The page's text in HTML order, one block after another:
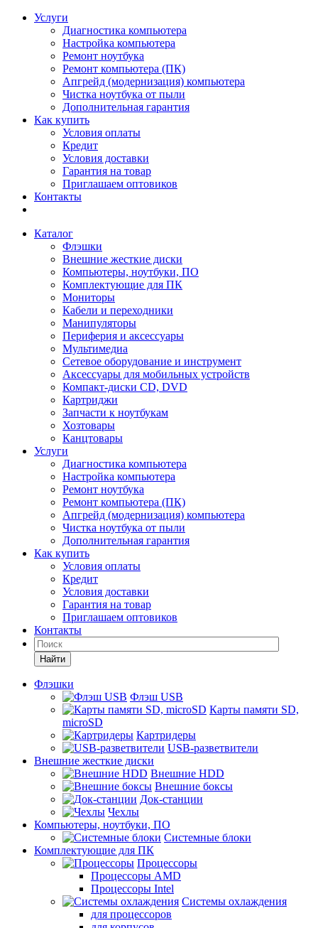
Услуги
Диагностика компьютера
Настройка компьютера
Ремонт ноутбука
Ремонт компьютера (ПК)
Апгрейд (модернизация) компьютера
Чистка ноутбука от пыли
Дополнительная гарантия
Как купить
Условия оплаты
Кредит
Условия доставки
Гарантия на товар
Приглашаем оптовиков
Контакты
Каталог
Флэшки
Внешние жесткие диски
Компьютеры, ноутбуки, ПО
Комплектующие для ПК
Мониторы
Кабели и переходники
Манипуляторы
Периферия и аксессуары
Мультимедиа
Сетевое оборудование и инструмент
Аксессуары для мобильных устройств
Компакт-диски CD, DVD
Картриджи
Запчасти к ноутбукам
Хозтовары
Канцтовары
Услуги
Диагностика компьютера
Настройка компьютера
Ремонт ноутбука
Ремонт компьютера (ПК)
Апгрейд (модернизация) компьютера
Чистка ноутбука от пыли
Дополнительная гарантия
Как купить
Условия оплаты
Кредит
Условия доставки
Гарантия на товар
Приглашаем оптовиков
Контакты
Найти
Флэшки
Флэш USB
Карты памяти SD,
microSD
Картридеры
USB-разветвители
Внешние жесткие диски
Внешние HDD
Внешние боксы
Док-станции
Чехлы
Компьютеры, ноутбуки, ПО
Системные блоки
Комплектующие для ПК
Процессоры
Процессоры AMD
Процессоры Intel
Системы охлаждения
для процессоров